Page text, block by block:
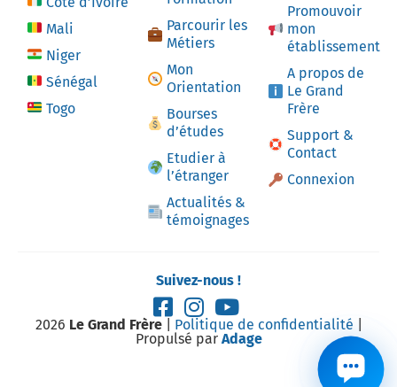
Mali
Niger
Sénégal
Togo
Parcourir les
Métiers
Mon
Orientation
Bourses
d’études
Etudier à
l’étranger
Actualités &
témoignages
Promouvoir
mon
établissement
A propos de
Le Grand
Frère
Support &
Contact
Connexion
Suivez-nous !
2026 Le Grand Frère| Politique de confidentialité
Propulsé par Adage